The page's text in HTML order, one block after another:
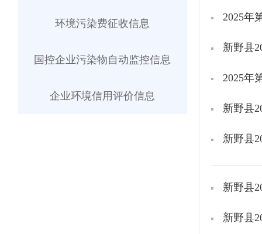
环境污染费征收信息
国控企业污染物自动监控信息
企业环境信用评价信息
2025年
新野县
2025年
新野县
新野县
新野县
新野县